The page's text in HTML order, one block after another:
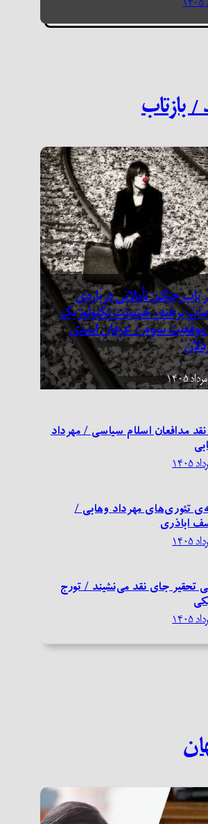
/ بازتاب
بابِ جنگ: تأملاتی درباره‌ی
برهنه، خشونت تکنولوژیک
موقعیت سوم / عرفان اسدی
مدافعان اسلام سیاسی / مهرداد
تئوری‌های مهرداد وهابی /
اباذری
تحقیر جای نقد می‌نشیند / تورج